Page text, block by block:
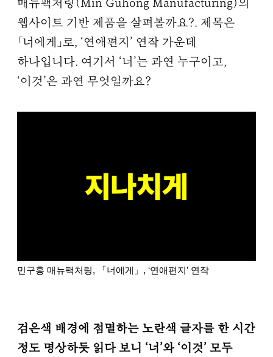
매뉴팩처링(Min Guhong Manufacturing)의
웹사이트 기반 제품을 살펴볼까요?. 제목은
「너에게」로, ‘연애편지’ 연작 가운데
하나입니다. 여기서 ‘너’는 과연 누구이고,
‘이것’은 과연 무엇일까요?
민구홍 매뉴팩처링, 「너에게」, ‘연애편지’ 연작
검은색 배경에 점멸하는 노란색 글자를 한 시간
정도 명상하듯 읽다 보니 ‘너’와 ‘이것’ 모두